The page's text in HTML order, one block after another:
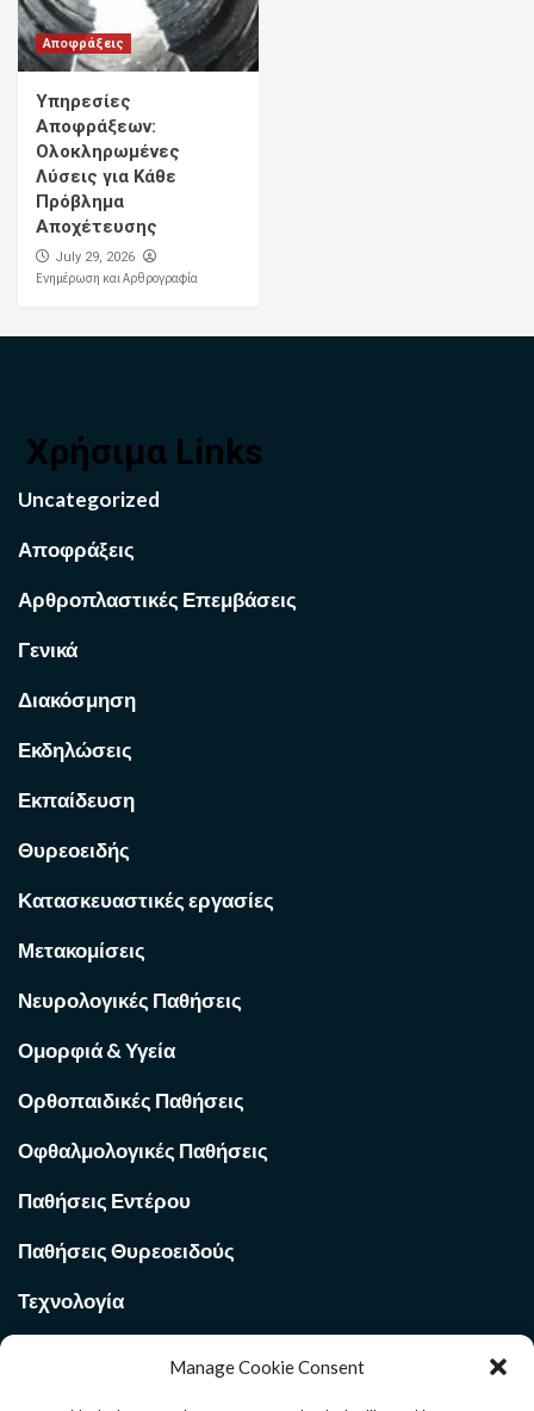
Manage Cookie Consent
Αποφράξεις
Υπηρεσίες
Αποφράξεων:
Ολοκληρωμένες
Λύσεις για Κάθε
Πρόβλημα
Αποχέτευσης
July 29, 2026
Ενημέρωση και Αρθρογραφία
Χρήσιμα Links
Uncategorized
Αποφράξεις
Αρθροπλαστικές Επεμβάσεις
Γενικά
Διακόσμηση
Εκδηλώσεις
Εκπαίδευση
Θυρεοειδής
Κατασκευαστικές εργασίες
Μετακομίσεις
Νευρολογικές Παθήσεις
Ομορφιά & Υγεία
Ορθοπαιδικές Παθήσεις
Οφθαλμολογικές Παθήσεις
Παθήσεις Εντέρου
Παθήσεις Θυρεοειδούς
Τεχνολογία